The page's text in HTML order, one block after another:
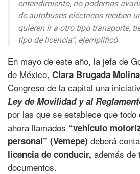
entendimiento, no podemos
de autobuses eléctricos reciben
quieren ir a otro tipo transporte,
tipo de licencia”, ejemplificó
En mayo de este año, la jefa de
de México, Clara Brugada
Congreso de la capital una
Ley de Movilidad y al
por las que se establece que
ahora llamados “vehículo
personal” (Vemepe) deberá
licencia de conducir, además de
documentos.